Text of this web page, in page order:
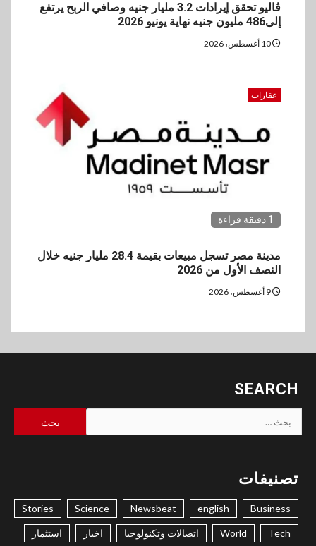
ڤاليو تحقق إيرادات 3.2 مليار جنيه وصافي الربح يرتفع
إلى486 مليون جنيه نهاية يونيو 2026
عقارات
1 دقيقة قراءة
مدينة مصر تسجل مبيعات بقيمة 28.4 مليار جنيه خلال
النصف الأول من 2026
SEARCH
البحث
عن:
تصنيفات
Business
english
Newsbeat
Science
Stories
Tech
World اتصالات وتكنولوجيا اخبار استثمار